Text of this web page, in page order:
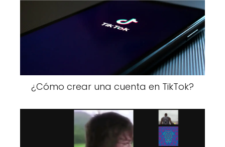
¿Cómo crear una cuenta en TikTok?